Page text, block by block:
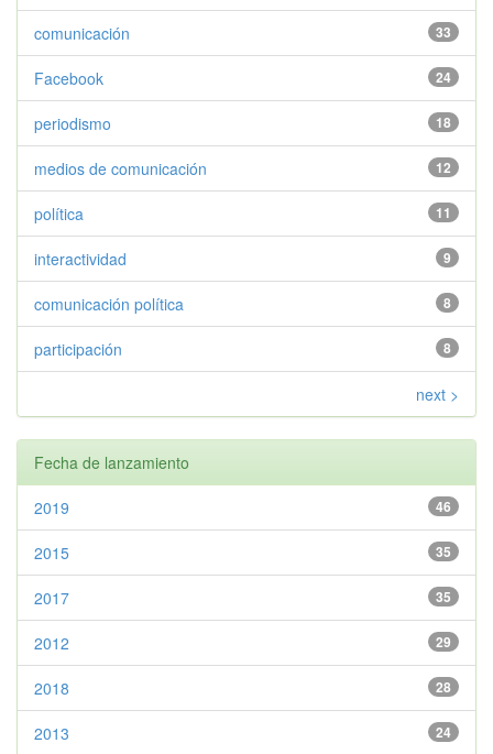
33
comunicación
24
Facebook
18
periodismo
12
medios de comunicación
11
política
9
interactividad
8
comunicación política
8
participación
next >
Fecha de lanzamiento
46
2019
35
2015
35
2017
29
2012
28
2018
24
2013